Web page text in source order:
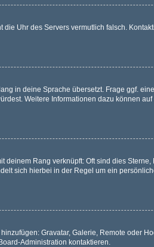
Uhr des Servers vermutlich falsch.
in deine Sprache übersetzt. Frage ggf.
Weitere Informationen dazu können auf
Rang verknüpft: Oft sind dies
sich hierbei in der Regel um ein
Gravatar, Galerie, Remote oder
Administration kontaktieren.